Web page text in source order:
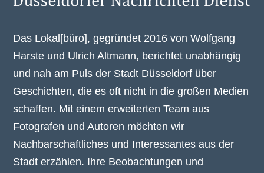
Das Lokal[büro], gegründet 2016 von Wolfgang
Harste und Ulrich Altmann, berichtet unabhängig
und nah am Puls der Stadt Düsseldorf über
Geschichten, die es oft nicht in die großen Medien
schaffen. Mit einem erweiterten Team aus
Fotografen und Autoren möchten wir
Nachbarschaftliches und Interessantes aus der
Stadt erzählen. Ihre Beobachtungen und